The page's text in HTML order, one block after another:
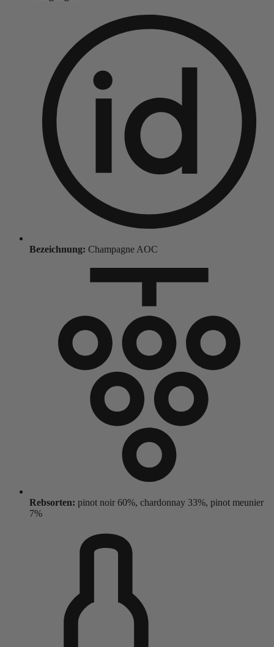
Bezeichnung: Champagne AOC
Rebsorten: pinot noir 60%, chardonnay 33%, pinot meunier
7%